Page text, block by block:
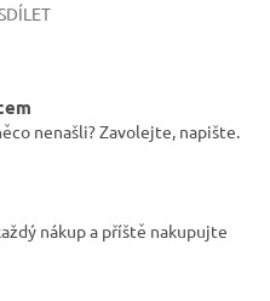
nenašli? Zavolejte, napište.
nákup a příště nakupujte